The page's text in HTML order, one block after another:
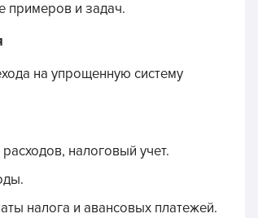
примеров и задач.
на упрощенную систему
налоговый учет.
налога и авансовых платежей.